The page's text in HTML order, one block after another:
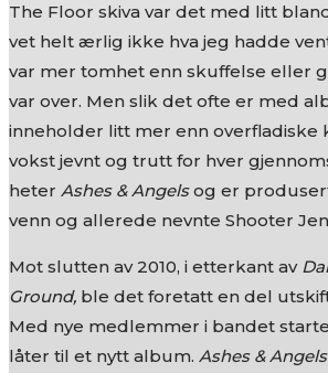
The Floor skiva var det med litt
vet helt ærlig ikke hva jeg hadde
var mer tomhet enn skuffelse eller
var over. Men slik det ofte er med
inneholder litt mer enn overfladiske
vokst jevnt og trutt for hver
heter Ashes & Angelsog er
venn og allerede nevnte Shooter
Mot slutten av 2010, i etterkant av
Ground, ble det foretatt en del
Med nye medlemmer i bandet
låter til et nytt album. Ashes & Angels